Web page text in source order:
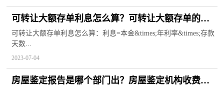
可转让大额存单利息怎么算？可转让大额存单的特
点有哪些？
可转让大额存单利息怎么算：利息=本金&times;年利率&times;存款
天数...
2023-07-04
房屋鉴定报告是哪个部门出？房屋鉴定机构收费标